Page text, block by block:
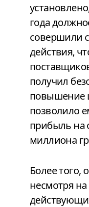
года
совершили
действия,
получил
повышение
позволило
прибыль на
миллиона
Более того,
несмотря